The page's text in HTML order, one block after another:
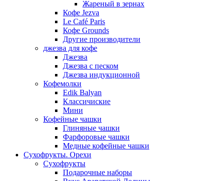
Жареный в зернах
Кофе Jezva
Le Café Paris
Кофе Grounds
Другие производители
джезва для кофе
Джезва
Джезва с песком
Джезва индукционной
Кофемолки
Edik Balyan
Классичиские
Мини
Кофейные чашки
Глиняные чашки
Фарфоровые чашки
Медные кофейные чашки
Сухофрукты. Орехи
Сухофрукты
Подарочные наборы